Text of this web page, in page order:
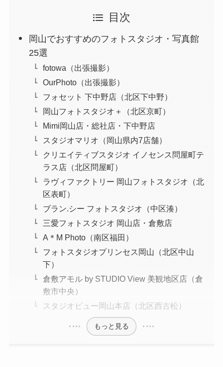
目次
岡山でおすすめのフォトスタジオ・写真館
25選
fotowa（出張撮影）
OurPhoto（出張撮影）
フォセット 下中野店（北区下中野）
岡山フォトスタジオ＋（北区京町）
Mimi岡山店・総社店・下中野店
スタジオマリオ（岡山県内7店舗）
クリエイティブスタジオ イノセンス問屋町テ
ラス店（北区問屋町）
ラヴィファクトリー 岡山フォトスタジオ（北
区表町）
ブラン.シー フォトスタジオ（中区湊）
三愛フォトスタジオ 岡山店・倉敷店
A＊M Photo（南区福田）
フォトスタジオプリンセス岡山（北区中山
下）
倉敷アモル by STUDIO View 美観地区店（倉
敷市中央）
スタジオビュー岡山本店（北区西古松）
もっと見る